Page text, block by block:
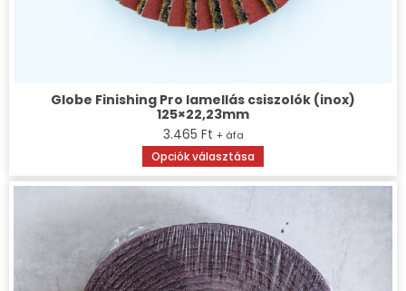
Globe Finishing Pro lamellás csiszolók (inox)
125×22,23mm
3.465 Ft + áfa
Opciók választása Ennek
a
terméknek
variációja
van.
A
változatok
a